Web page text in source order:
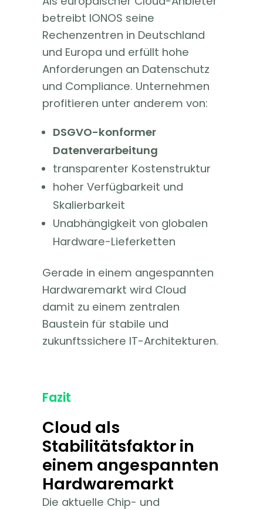
betreibt IONOS seine
Rechenzentren in Deutschland
und Europa und erfüllt hohe
Anforderungen an Datenschutz
und Compliance. Unternehmen
profitieren unter anderem von:
DSGVO-konformer
Datenverarbeitung
transparenter Kostenstruktur
hoher Verfügbarkeit und
Skalierbarkeit
Unabhängigkeit von globalen
Hardware-Lieferketten
Gerade in einem angespannten
Hardwaremarkt wird Cloud
damit zu einem zentralen
Baustein für stabile und
zukunftssichere IT-Architekturen.
Fazit
Cloud als
Stabilitätsfaktor in
einem angespannten
Hardwaremarkt
Die aktuelle Chip- und